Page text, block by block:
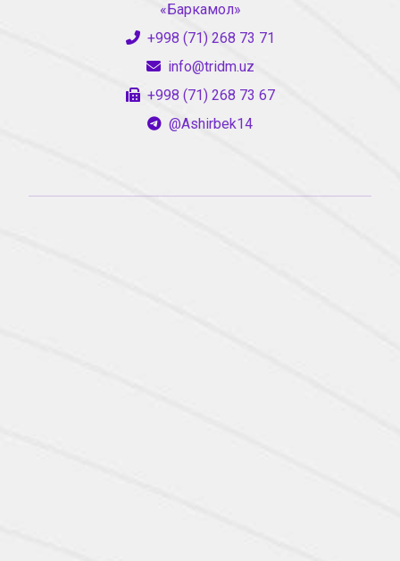
«Баркамол»
+998 (71) 268 73 71
info@tridm.uz
+998 (71) 268 73 67
@Ashirbek14